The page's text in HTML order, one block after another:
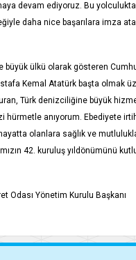
devam ediyoruz. Bu
daha nice başarılara imza
büyük ülkü olarak gösteren
Kemal Atatürk başta olmak
Türk denizciliğine büyük
hürmetle anıyorum. Ebediyete
olanlara sağlık ve
42. kuruluş yıldönümünü
Odası Yönetim Kurulu Başkanı